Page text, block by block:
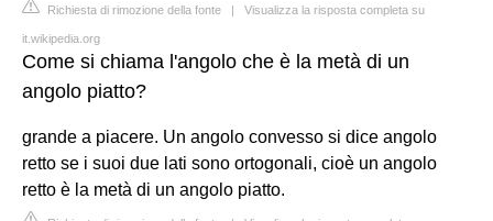
Richiesta di rimozione della fonte | Visualizza la risposta completa su
it.wikipedia.org
Come si chiama l'angolo che è la metà di un
angolo piatto?
grande a piacere. Un angolo convesso si dice angolo
retto se i suoi due lati sono ortogonali, cioè un angolo
retto è la metà di un angolo piatto.